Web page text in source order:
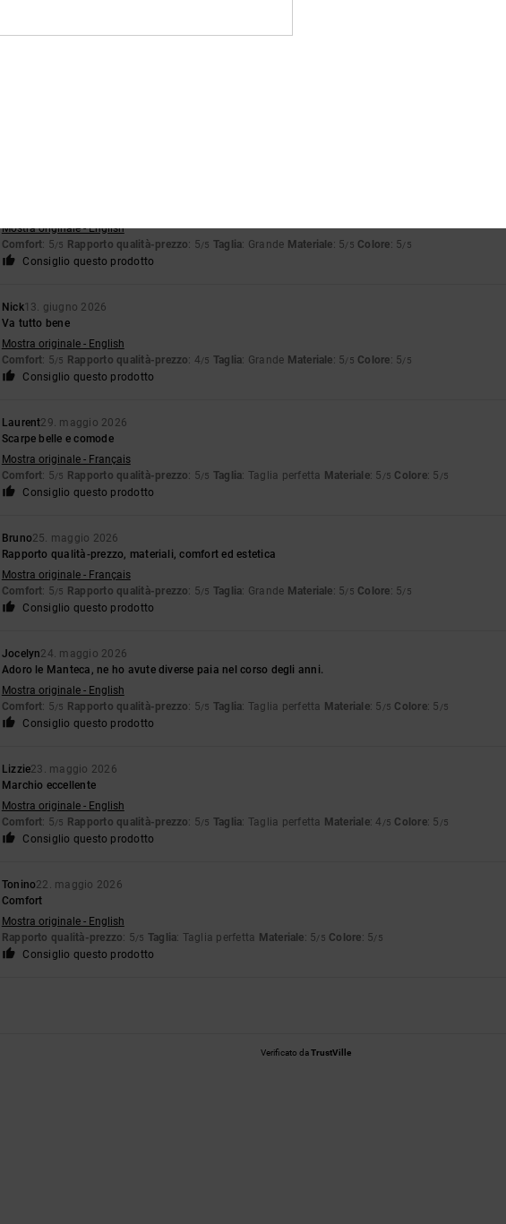
Mostra originale - English
Comfort: 5/5 Rapporto qualità-prezzo: 5/5 Taglia: Grande Materiale: 5/5 Colore: 5/5
Consiglio questo prodotto
Nick13. giugno 2026
Va tutto bene
Mostra originale - English
Comfort: 5/5 Rapporto qualità-prezzo: 4/5 Taglia: Grande Materiale: 5/5 Colore: 5/5
Consiglio questo prodotto
Laurent29. maggio 2026
Scarpe belle e comode
Mostra originale - Français
Comfort: 5/5 Rapporto qualità-prezzo: 5/5 Taglia: Taglia perfetta Materiale: 5 /5 Colore: 5 /5
Consiglio questo prodotto
Bruno25. maggio 2026
Rapporto qualità-prezzo, materiali, comfort ed estetica
Mostra originale - Français
Comfort: 5/5 Rapporto qualità-prezzo: 5/5 Taglia: Grande Materiale: 5/5 Colore: 5/5
Consiglio questo prodotto
Jocelyn24. maggio 2026
Adoro le Manteca, ne ho avute diverse paia nel corso degli anni.
Mostra originale - English
Comfort: 5/5 Rapporto qualità-prezzo: 5/5 Taglia: Taglia perfetta Materiale: 5 /5 Colore: 5 /5
Consiglio questo prodotto
Lizzie23. maggio 2026
Marchio eccellente
Mostra originale - English
Comfort: 5/5 Rapporto qualità-prezzo: 5/5 Taglia: Taglia perfetta Materiale: 4 /5 Colore: 5 /5
Consiglio questo prodotto
Tonino22. maggio 2026
Comfort
Mostra originale - English
Rapporto qualità-prezzo: 5/5 Taglia: Taglia perfetta Materiale: 5/5 Colore: 5/5
Consiglio questo prodotto
Verificato daTrustVille